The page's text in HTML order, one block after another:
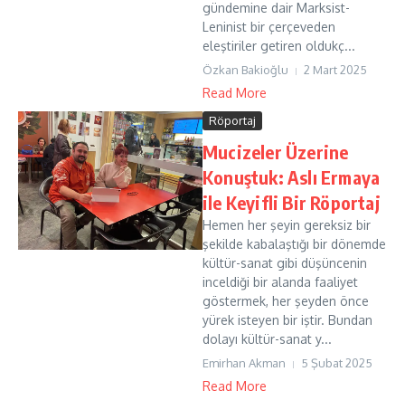
gündemine dair Marksist-
Leninist bir çerçeveden
eleştiriler getiren oldukç...
Özkan Bakioğlu 2 Mart 2025
Read More
Röportaj
Mucizeler Üzerine
Konuştuk: Aslı Ermaya
ile Keyifli Bir Röportaj
Hemen her şeyin gereksiz bir
şekilde kabalaştığı bir dönemde
kültür-sanat gibi düşüncenin
inceldiği bir alanda faaliyet
göstermek, her şeyden önce
yürek isteyen bir iştir. Bundan
dolayı kültür-sanat y...
Emirhan Akman 5 Şubat 2025
Read More